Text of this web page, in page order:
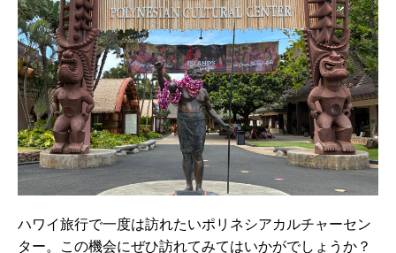
ハワイ旅行で一度は訪れたいポリネシアカルチャーセン
ター。この機会にぜひ訪れてみてはいかがでしょうか？